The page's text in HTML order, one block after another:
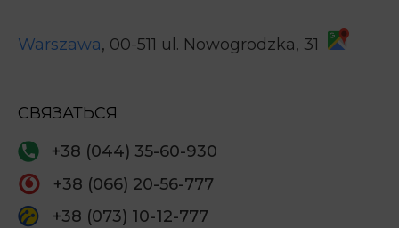
Warszawa, 00-511 ul. Nowogrodzka, 31
СВЯЗАТЬСЯ
+38 (044) 35-60-930
+38 (066) 20-56-777
+38 (073) 10-12-777